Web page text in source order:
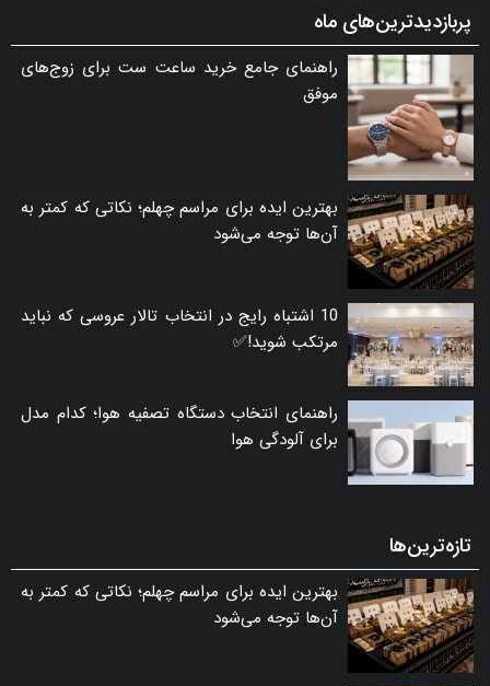
پربازدیدترین‌های ماه
راهنمای جامع خرید ساعت ست برای زوج‌های
موفق
بهترین ایده برای مراسم چهلم؛ نکاتی که کمتر به
آن‌ها توجه می‌شود
10 اشتباه رایج در انتخاب تالار عروسی که نباید
مرتکب شوید!✅
راهنمای انتخاب دستگاه تصفیه هوا؛ کدام مدل
برای آلودگی هوا
تازه‌ترین‌ها
بهترین ایده برای مراسم چهلم؛ نکاتی که کمتر به
آن‌ها توجه می‌شود